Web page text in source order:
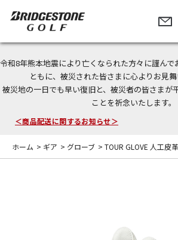
令和8年熊本地震により亡くなられた方々に謹ん
ともに、被災された皆さまに心よりお見舞
被災地の一日でも早い復旧と、被災者の皆さまが
ことを祈念いたします。
今なら新規会員登録で1,000円OFFクーポンプレ
＜商品配送に関するお知らせ＞
＜夏季休暇中のご注文・発送・お問い合わせ＞
ホーム > ギア > グローブ > TOUR GLOVE 人工皮